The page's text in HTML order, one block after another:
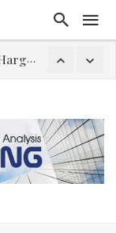
Perjanjian Selat Hormuz Makin Dekat, Harga Minyak Mentah Melonjak Akibat Serangan Terbaru Houthi
Abdul El-Sayed Selangkah Lagi Menuju Senat AS